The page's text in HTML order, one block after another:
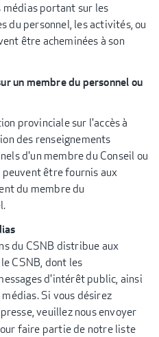
portant sur les
du personnel, les activités, ou
être acheminées à son
un membre du personnel ou
provinciale sur l'accès à
des renseignements
d'un membre du Conseil ou
être fournis aux
du membre du
du CSNB distribue aux
CSNB, dont les
d'intérêt public, ainsi
Si vous désirez
veuillez nous envoyer
faire partie de notre liste